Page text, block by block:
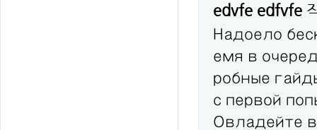
edvfe edfvfe
Надоело
емя в
робные
с первой
Овладейте